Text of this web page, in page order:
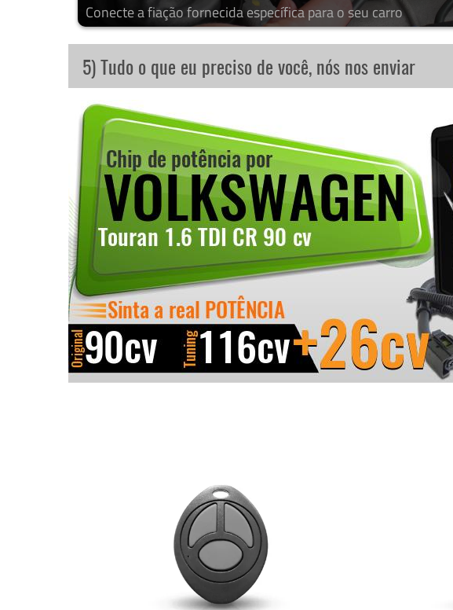
Conecte a fiação fornecida específica para o seu carro
5) Tudo o que eu preciso de você, nós nos enviar